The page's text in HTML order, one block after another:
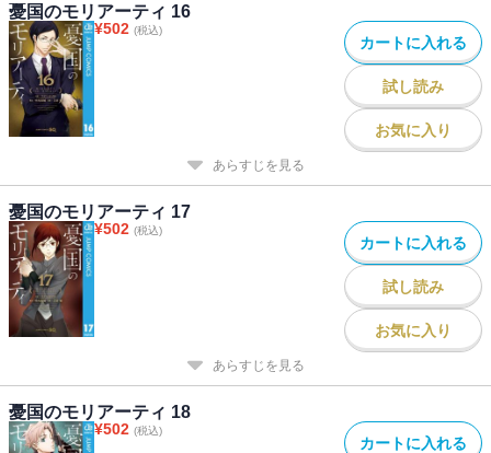
憂国のモリアーティ 16
¥502 (税込)
カートに入れる
試し読み
お気に入り
あらすじを見る
憂国のモリアーティ 17
¥502 (税込)
カートに入れる
試し読み
お気に入り
あらすじを見る
憂国のモリアーティ 18
¥502 (税込)
カートに入れる